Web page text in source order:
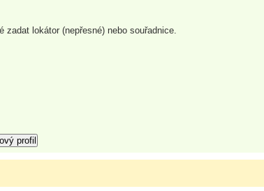
zadat lokátor (nepřesné) nebo souřadnice.